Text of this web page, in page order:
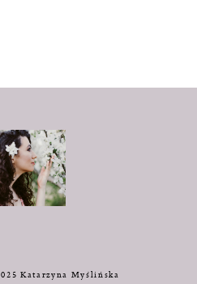
Katarzyna Myślińska